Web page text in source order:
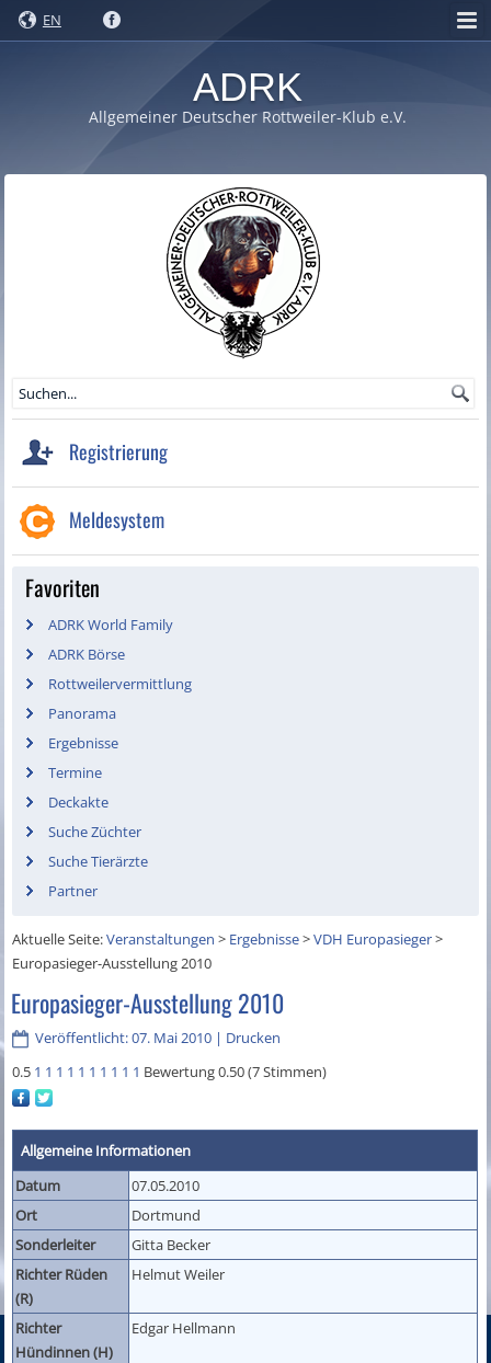
EN
ADRK
Allgemeiner Deutscher Rottweiler-Klub e.V.
Registrierung
Meldesystem
Favoriten
ADRK World Family
ADRK Börse
Rottweilervermittlung
Panorama
Ergebnisse
Termine
Deckakte
Suche Züchter
Suche Tierärzte
Partner
Aktuelle Seite:Veranstaltungen > Ergebnisse>VDH Europasieger>
Europasieger-Ausstellung 2010
Europasieger-Ausstellung 2010
Veröffentlicht: 07. Mai 2010 | Drucken
0.5 1 1 1 1 1 1 1 1 1 1 Bewertung 0.50 (7 Stimmen)
Allgemeine Informationen
Datum
07.05.2010
Ort
Dortmund
Sonderleiter
Gitta Becker
Richter Rüden
(R)
Helmut Weiler
Richter
Hündinnen (H)
Edgar Hellmann